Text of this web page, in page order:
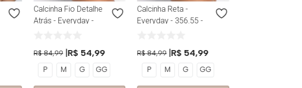
Calcinha Fio Detalhe
Atrás - Everyday -
R$ 84,99 R$ 54,99
P M G GG
Calcinha Reta -
Everyday - 356.55 -
R$ 84,99 R$ 54,99
P M G GG